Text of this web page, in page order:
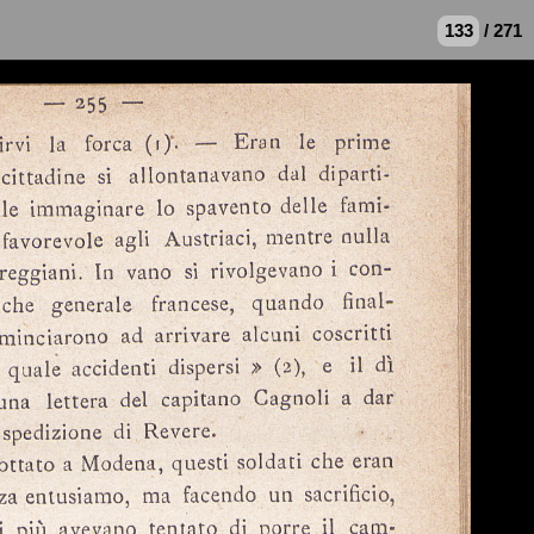
/ 271